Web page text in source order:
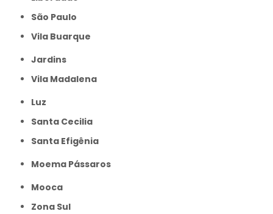
São Paulo
Vila Buarque
Jardins
Vila Madalena
Luz
Santa Cecilia
Santa Efigênia
Moema Pássaros
Mooca
Zona Sul